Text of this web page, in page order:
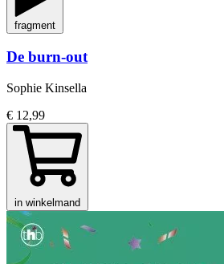
fragment
De burn-out
Sophie Kinsella
€ 12,99
in winkelmand